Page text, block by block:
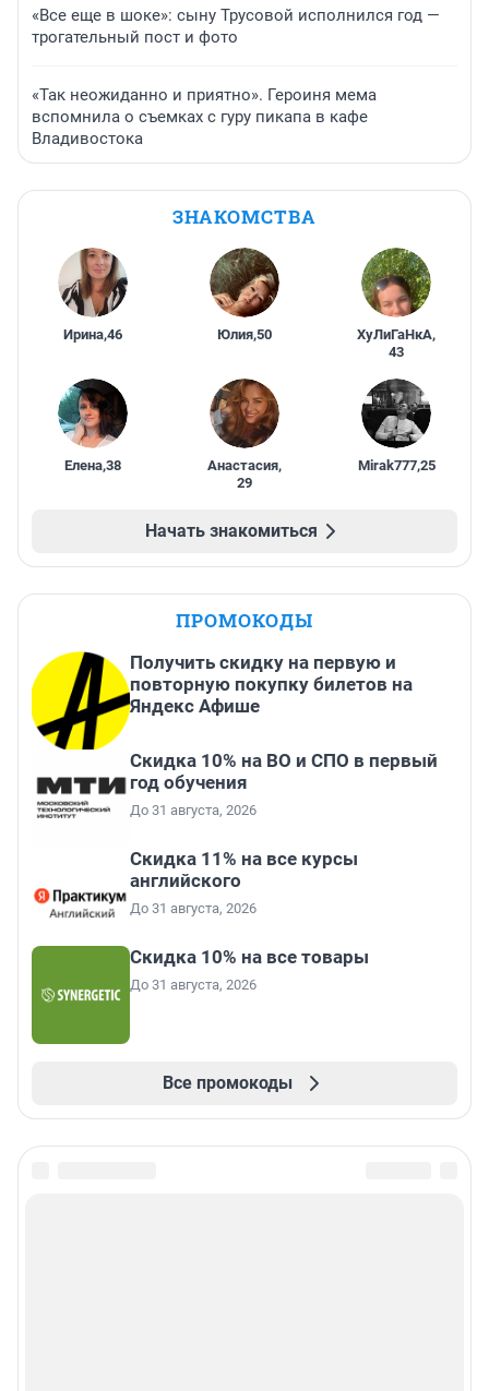
«Все еще в шоке»: сыну Трусовой исполнился год —
трогательный пост и фото
«Так неожиданно и приятно». Героиня мема
вспомнила о съемках с гуру пикапа в кафе
Владивостока
ЗНАКОМСТВА
Ирина,46 Юлия,50 ХуЛиГаНкА,
43
Елена,38 Анастасия,
29
Mirak777,25
Начать знакомиться
ПРОМОКОДЫ
Получить скидку на первую и
повторную покупку билетов на
Яндекс Афише
Скидка 10% на ВО и СПО в первый
год обучения
До 31 августа, 2026
Скидка 11% на все курсы
английского
До 31 августа, 2026
Скидка 10% на все товары
До 31 августа, 2026
Все промокоды